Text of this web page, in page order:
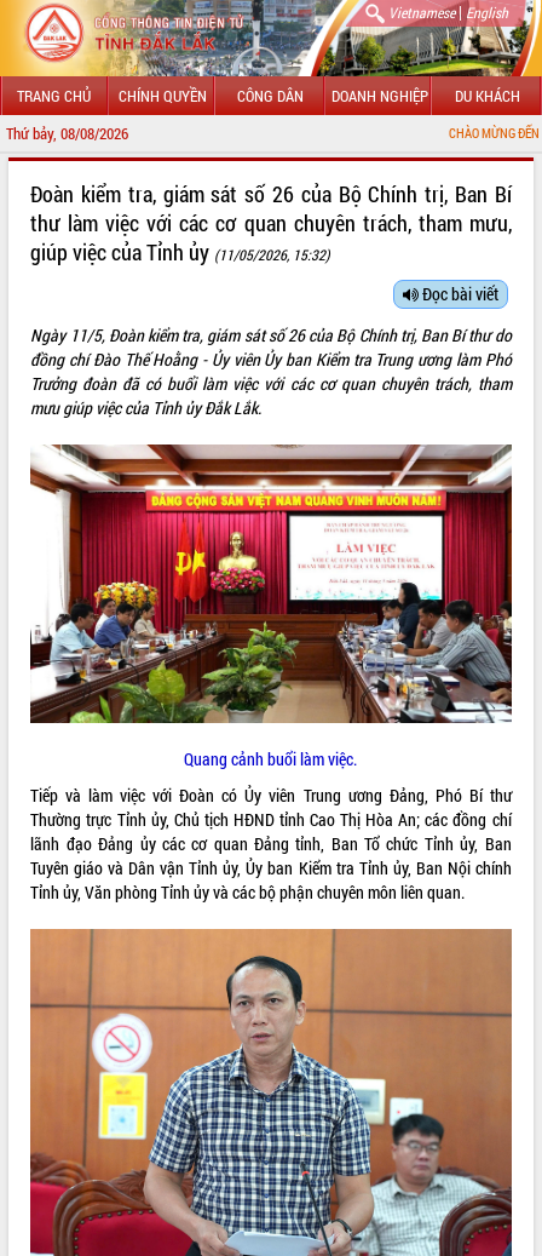
Vietnamese| English
TRANG CHỦ CHÍNH QUYỀN CÔNG DÂN DOANH NGHIỆP DU KHÁCH
Thứ bảy, 08/08/2026 CHÀO MỪNG ĐẾN VỚI CỔNG
LÃNH ĐẠO UBND TỈNH
SỞ, BAN, NGÀNH
UBND CÁC XÃ, PHƯỜNG
HỆ THỐNG VĂN BẢN
VĂN BẢN HĐND TỈNH
ĐIỂM TIN VĂN BẢN
QUY HOẠCH - KẾ HOẠCH
Không có file video nào để phát.
ALBUM ẢNH
Đoàn kiểm tra, giám sát số 26 của Bộ Chính trị, Ban Bí
thư làm việc với các cơ quan chuyên trách, tham mưu,
giúp việc của Tỉnh ủy (11/05/2026, 15:32)
Đọc bài viết
Ngày 11/5, Đoàn kiểm tra, giám sát số 26 của Bộ Chính trị, Ban Bí thư do
đồng chí Đào Thế Hoằng - Ủy viên Ủy ban Kiểm tra Trung ương làm Phó
Trưởng đoàn đã có buổi làm việc với các cơ quan chuyên trách, tham
mưu giúp việc của Tỉnh ủy Đắk Lắk.
Quang cảnh buổi làm việc.
Tiếp và làm việc với Đoàn có Ủy viên Trung ương Đảng, Phó Bí thư
Thường trực Tỉnh ủy, Chủ tịch HĐND tỉnh Cao Thị Hòa An; các đồng chí
lãnh đạo Đảng ủy các cơ quan Đảng tỉnh, Ban Tổ chức Tỉnh ủy, Ban
Tuyên giáo và Dân vận Tỉnh ủy, Ủy ban Kiểm tra Tỉnh ủy, Ban Nội chính
Tỉnh ủy, Văn phòng Tỉnh ủy và các bộ phận chuyên môn liên quan.